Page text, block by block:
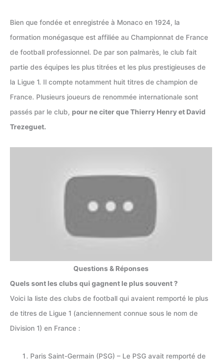
Bien que fondée et enregistrée à Monaco en 1924, la
formation monégasque est affiliée au Championnat de France
de football professionnel. De par son palmarès, le club fait
partie des équipes les plus titrées et les plus prestigieuses de
la Ligue 1. Il compte notamment huit titres de champion de
France. Plusieurs joueurs de renommée internationale sont
passés par le club, pour ne citer que Thierry Henry et David
Trezeguet.
Questions & Réponses
Quels sont les clubs qui gagnent le plus souvent ?
Voici la liste des clubs de football qui avaient remporté le plus
de titres de Ligue 1 (anciennement connue sous le nom de
Division 1) en France :
Paris Saint-Germain (PSG) – Le PSG avait remporté de